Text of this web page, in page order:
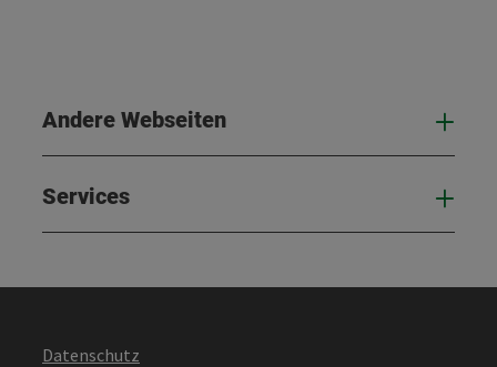
Andere Webseiten
Services
Datenschutz